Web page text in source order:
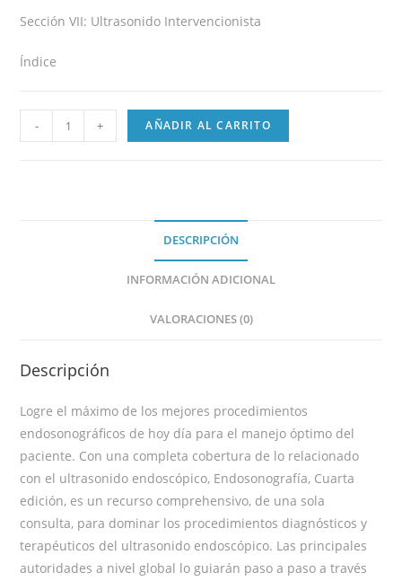
Sección VII: Ultrasonido Intervencionista
Índice
- + AÑADIR AL CARRITO
DESCRIPCIÓN
INFORMACIÓN ADICIONAL
VALORACIONES (0)
Descripción
Logre el máximo de los mejores procedimientos
endosonográficos de hoy día para el manejo óptimo del
paciente. Con una completa cobertura de lo relacionado
con el ultrasonido endoscópico, Endosonografía, Cuarta
edición, es un recurso comprehensivo, de una sola
consulta, para dominar los procedimientos diagnósticos y
terapéuticos del ultrasonido endoscópico. Las principales
autoridades a nivel global lo guiarán paso a paso a través